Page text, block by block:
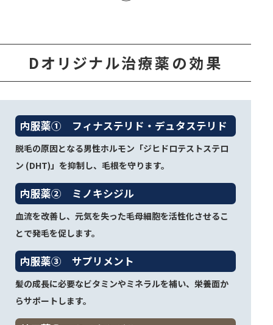
Dオリジナル治療薬の効果
内服薬① フィナステリド・デュタステリド
脱毛の原因となる男性ホルモン「ジヒドロテストステロ
ン (DHT)」を抑制し、毛根を守ります。
内服薬② ミノキシジル
血流を改善し、元気を失った毛母細胞を活性化させるこ
とで発毛を促します。
内服薬③ サプリメント
髪の成長に必要なビタミンやミネラルを補い、栄養面か
らサポートします。